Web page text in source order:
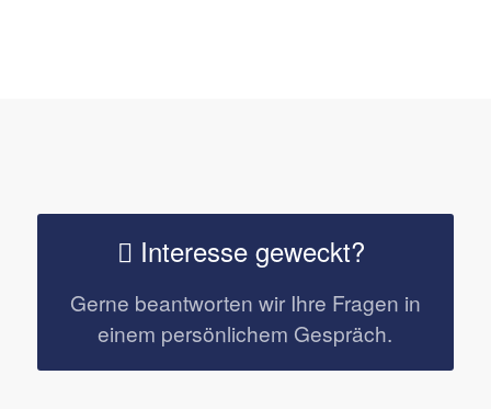
Interesse geweckt?
Gerne beantworten wir Ihre Fragen in
einem persönlichem Gespräch.